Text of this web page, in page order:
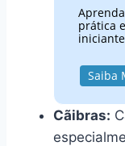
prática
Saiba
Cãibras: